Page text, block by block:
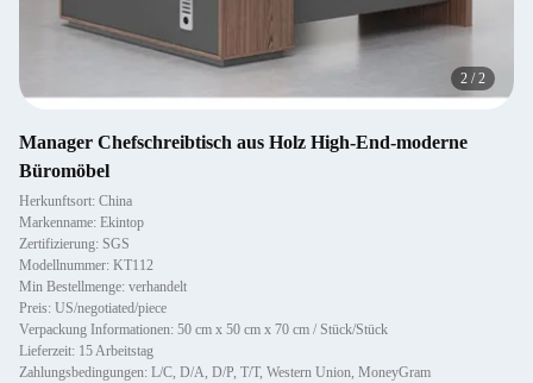
2 /2
Manager Chefschreibtisch aus Holz High-End-moderne
Büromöbel
Herkunftsort: China
Markenname: Ekintop
Zertifizierung: SGS
Modellnummer: KT112
Min Bestellmenge: verhandelt
Preis: US/negotiated/piece
Verpackung Informationen: 50 cm x 50 cm x 70 cm / Stück/Stück
Lieferzeit: 15 Arbeitstag
Zahlungsbedingungen: L/C, D/A, D/P, T/T, Western Union, MoneyGram